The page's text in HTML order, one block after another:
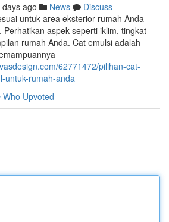
days ago News
Discuss
untuk area eksterior rumah Anda
aspek seperti iklim, tingkat
rumah Anda. Cat emulsi adalah
62771472/pilihan-cat-
untuk-rumah-anda
Who Upvoted